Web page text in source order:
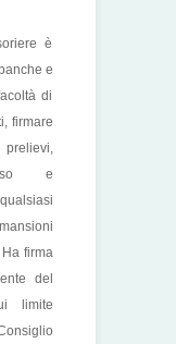
è
e
di
firmare
e
firma
del
limite